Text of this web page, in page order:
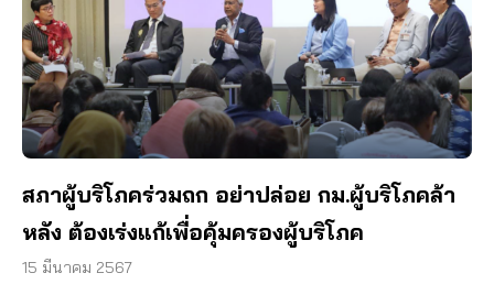
สภาผู้บริโภคร่วมถก อย่าปล่อย กม.ผู้บริโภคล้า
หลัง ต้องเร่งแก้เพื่อคุ้มครองผู้บริโภค
15 มีนาคม 2567